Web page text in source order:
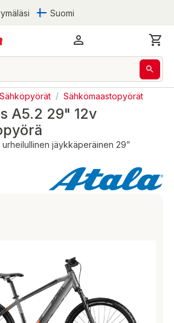
Suomi
Sähköpyörät / Sähkömaastopyörät
A5.2 29" 12v
urheilullinen jäykkäperäinen 29”